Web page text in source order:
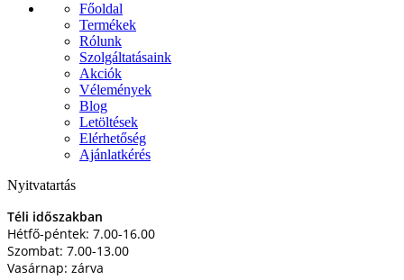
Főoldal
Termékek
Rólunk
Szolgáltatásaink
Akciók
Vélemények
Blog
Letöltések
Elérhetőség
Ajánlatkérés
Nyitvatartás
Téli időszakban
Hétfő-péntek: 7.00-16.00
Szombat: 7.00-13.00
Vasárnap: zárva